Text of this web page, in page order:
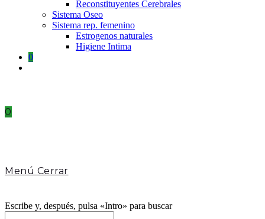
Reconstituyentes Cerebrales
Sistema Oseo
Sistema rep. femenino
Estrogenos naturales
Higiene Intima
0
0
Menú Cerrar
Escribe y, después, pulsa «Intro» para buscar